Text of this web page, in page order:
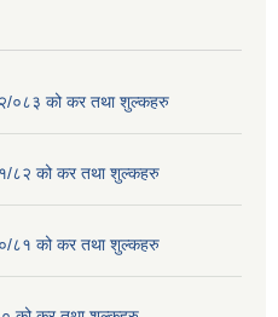
०८३ को कर तथा शुल्कहरु
८२ को कर तथा शुल्कहरु
८१ को कर तथा शुल्कहरु